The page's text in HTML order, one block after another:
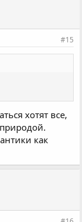
#15
хотят все,
как